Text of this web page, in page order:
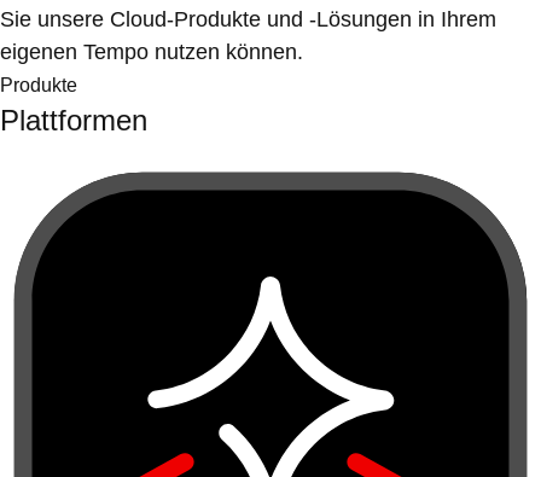
Sie unsere Cloud-Produkte und -Lösungen in Ihrem
eigenen Tempo nutzen können.
Produkte
Plattformen